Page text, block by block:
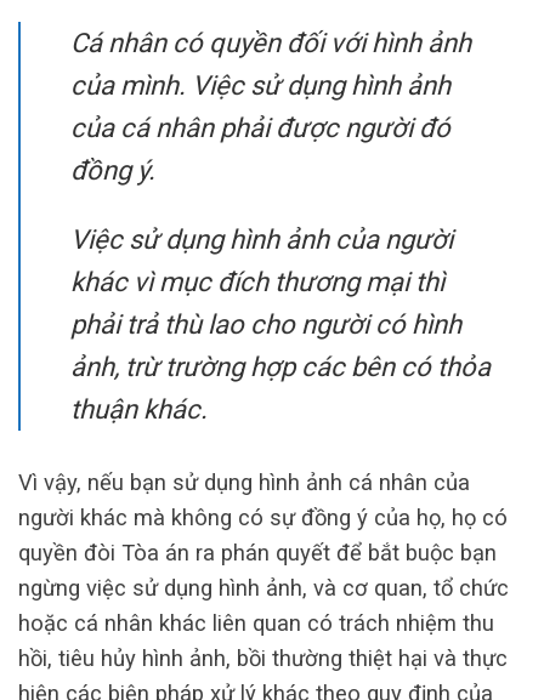
Cá nhân có quyền đối với hình ảnh
của mình. Việc sử dụng hình ảnh
của cá nhân phải được người đó
đồng ý.
Việc sử dụng hình ảnh của người
khác vì mục đích thương mại thì
phải trả thù lao cho người có hình
ảnh, trừ trường hợp các bên có thỏa
thuận khác.
Vì vậy, nếu bạn sử dụng hình ảnh cá nhân của
người khác mà không có sự đồng ý của họ, họ có
quyền đòi Tòa án ra phán quyết để bắt buộc bạn
ngừng việc sử dụng hình ảnh, và cơ quan, tổ chức
hoặc cá nhân khác liên quan có trách nhiệm thu
hồi, tiêu hủy hình ảnh, bồi thường thiệt hại và thực
hiện các biện pháp xử lý khác theo quy định của